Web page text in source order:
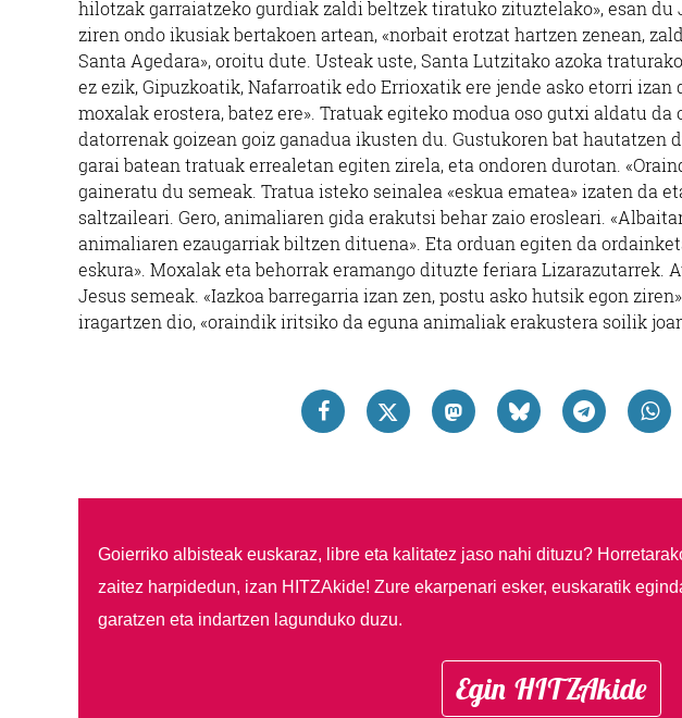
hilotzak garraiatzeko gurdiak zaldi beltzek tiratuko zituztelako», esan du
ziren ondo ikusiak bertakoen artean, «norbait erotzat hartzen zenean,
Santa Agedara», oroitu dute. Usteak uste, Santa Lutzitako azoka
ez ezik, Gipuzkoatik, Nafarroatik edo Errioxatik ere jende asko etorri izan
moxalak erostera, batez ere». Tratuak egiteko modua oso gutxi aldatu
datorrenak goizean goiz ganadua ikusten du. Gustukoren bat hautatzen
garai batean tratuak errealetan egiten zirela, eta ondoren durotan.
gaineratu du semeak. Tratua isteko seinalea «eskua ematea» izaten da
saltzaileari. Gero, animaliaren gida erakutsi behar zaio erosleari.
animaliaren ezaugarriak biltzen dituena». Eta orduan egiten da
eskura». Moxalak eta behorrak eramango dituzte feriara Lizarazutarrek.
Jesus semeak. «Iazkoa barregarria izan zen, postu asko hutsik egon
iragartzen dio, «oraindik iritsiko da eguna animaliak erakustera soilik
Goierriko albisteak euskaraz, libre eta kalitatez jaso nahi dituzu?
zaitez harpidedun, izan HITZAkide! Zure ekarpenari esker, euskaratik
garatzen eta indartzen lagunduko duzu.
Egin HITZAkide